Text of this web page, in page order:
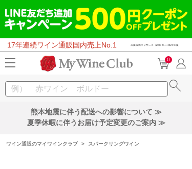
17年連続ワイン通販国内売上No.1
0
熊本地震に伴う配送への影響について ≫
夏季休暇に伴うお届け予定変更のご案内 ≫
ワイン通販のマイワインクラブ > スパークリングワイン